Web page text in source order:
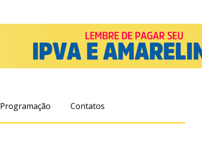
Programação Contatos